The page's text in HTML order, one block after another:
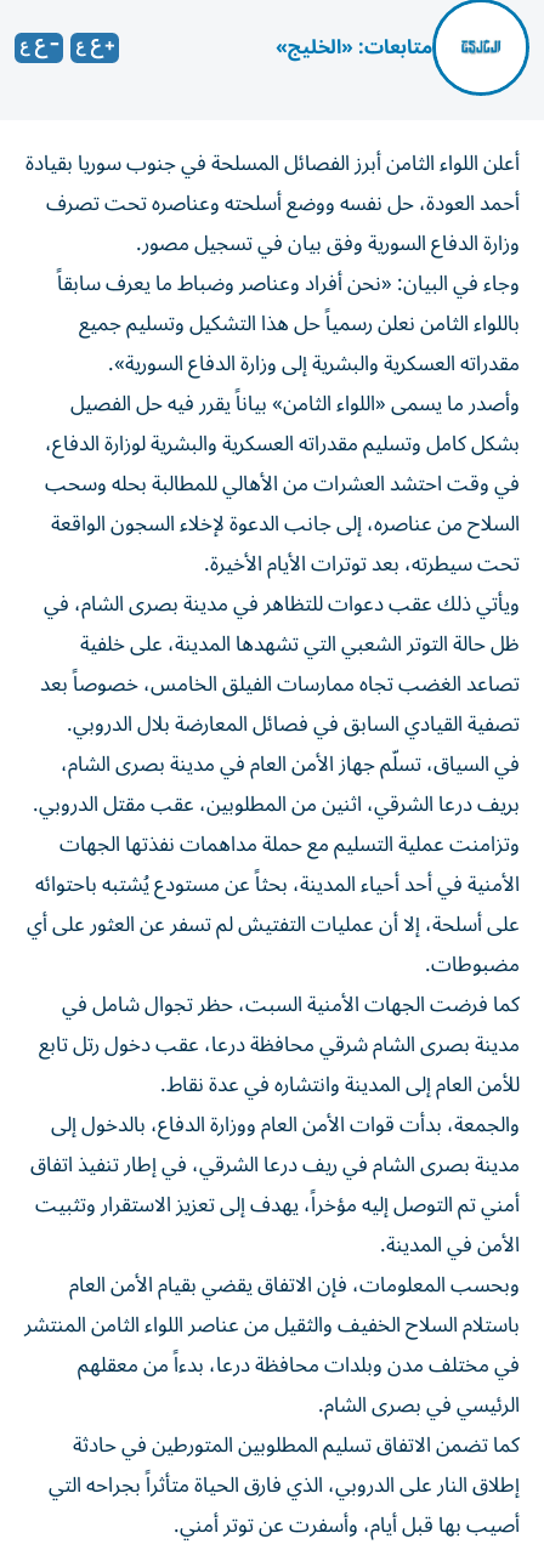
متابعات: «الخليج»
أعلن اللواء الثامن أبرز الفصائل المسلحة في جنوب سوريا بقيادة
أحمد العودة، حل نفسه ووضع أسلحته وعناصره تحت تصرف
وزارة الدفاع السورية وفق بيان في تسجيل مصور.
وجاء في البيان: «نحن أفراد وعناصر وضباط ما يعرف سابقاً
باللواء الثامن نعلن رسمياً حل هذا التشكيل وتسليم جميع
مقدراته العسكرية والبشرية إلى وزارة الدفاع السورية».
وأصدر ما يسمى «اللواء الثامن» بياناً يقرر فيه حل الفصيل
بشكل كامل وتسليم مقدراته العسكرية والبشرية لوزارة الدفاع،
في وقت احتشد العشرات من الأهالي للمطالبة بحله وسحب
السلاح من عناصره، إلى جانب الدعوة لإخلاء السجون الواقعة
تحت سيطرته، بعد توترات الأيام الأخيرة.
ويأتي ذلك عقب دعوات للتظاهر في مدينة بصرى الشام، في
ظل حالة التوتر الشعبي التي تشهدها المدينة، على خلفية
تصاعد الغضب تجاه ممارسات الفيلق الخامس، خصوصاً بعد
تصفية القيادي السابق في فصائل المعارضة بلال الدروبي.
في السياق، تسلّم جهاز الأمن العام في مدينة بصرى الشام،
بريف درعا الشرقي، اثنين من المطلوبين، عقب مقتل الدروبي.
وتزامنت عملية التسليم مع حملة مداهمات نفذتها الجهات
الأمنية في أحد أحياء المدينة، بحثاً عن مستودع يُشتبه باحتوائه
على أسلحة، إلا أن عمليات التفتيش لم تسفر عن العثور على أي
مضبوطات.
كما فرضت الجهات الأمنية السبت، حظر تجوال شامل في
مدينة بصرى الشام شرقي محافظة درعا، عقب دخول رتل تابع
للأمن العام إلى المدينة وانتشاره في عدة نقاط.
والجمعة، بدأت قوات الأمن العام ووزارة الدفاع، بالدخول إلى
مدينة بصرى الشام في ريف درعا الشرقي، في إطار تنفيذ اتفاق
أمني تم التوصل إليه مؤخراً، يهدف إلى تعزيز الاستقرار وتثبيت
الأمن في المدينة.
وبحسب المعلومات، فإن الاتفاق يقضي بقيام الأمن العام
باستلام السلاح الخفيف والثقيل من عناصر اللواء الثامن المنتشر
في مختلف مدن وبلدات محافظة درعا، بدءاً من معقلهم
الرئيسي في بصرى الشام.
كما تضمن الاتفاق تسليم المطلوبين المتورطين في حادثة
إطلاق النار على الدروبي، الذي فارق الحياة متأثراً بجراحه التي
أصيب بها قبل أيام، وأسفرت عن توتر أمني.